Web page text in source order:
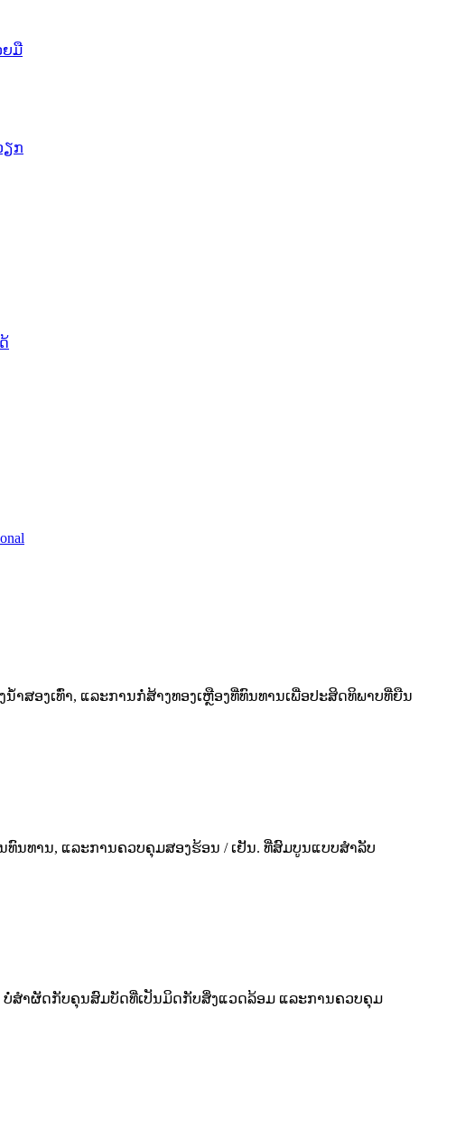
ນ້ຳສອງເທົ່າ, ແລະການກໍ່ສ້າງທອງເຫຼືອງທີ່ທົນທານເພື່ອປະສິດທິພາບທີ່ຍືນ
ທົນ​ທານ, ແລະ​ການ​ຄວບ​ຄຸມ​ສອງ​ຮ້ອນ / ເຢັນ. ທີ່ສົມບູນແບບສໍາລັບ
ສໍາຜັດກັບຄຸນສົມບັດທີ່ເປັນມິດກັບສິ່ງແວດລ້ອມ ແລະການຄວບຄຸມ